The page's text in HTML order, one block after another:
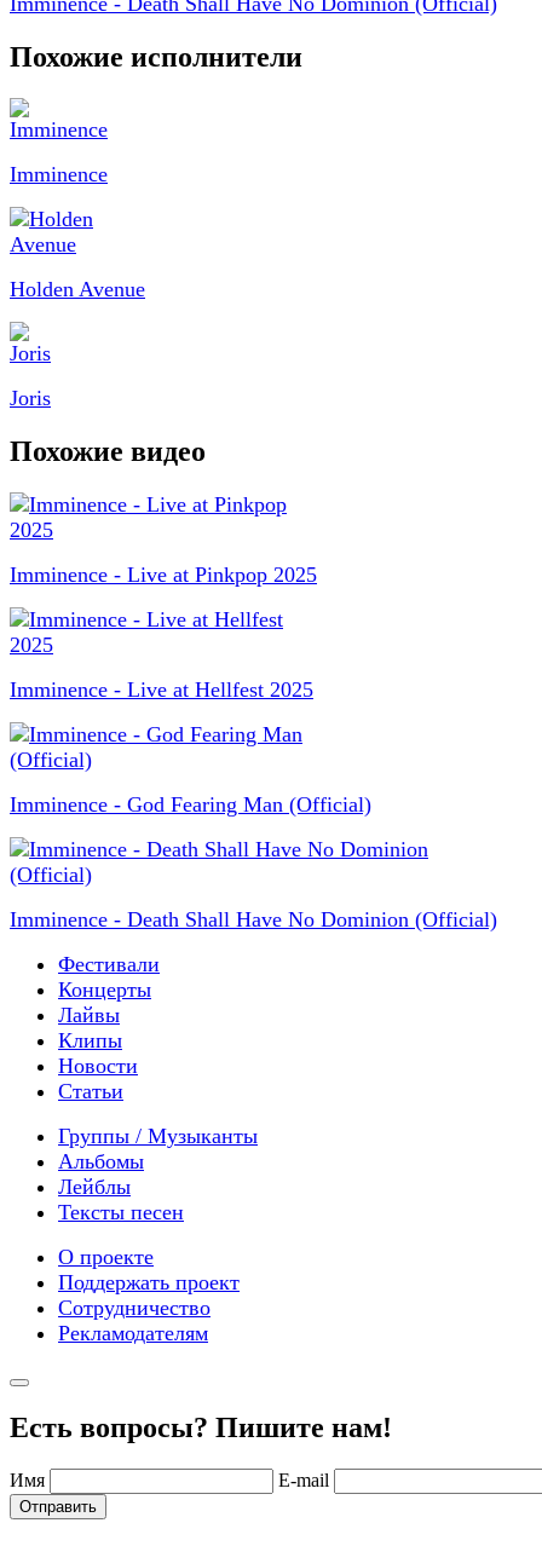
Похожие исполнители
Imminence
Holden Avenue
Joris
Похожие видео
Imminence - Live at Pinkpop 2025
Imminence - Live at Hellfest 2025
Imminence - God Fearing Man (Official)
Imminence - Death Shall Have No Dominion (Official)
Фестивали
Концерты
Лайвы
Клипы
Новости
Статьи
Группы / Музыканты
Альбомы
Лейблы
Тексты песен
О проекте
Поддержать проект
Сотрудничество
Рекламодателям
Есть вопросы? Пишите нам!
Имя E-mail